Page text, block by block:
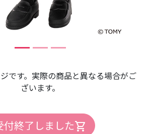
です。実際の商品と異なる場合がご
ざいます。
付終了しましたshopping_cart